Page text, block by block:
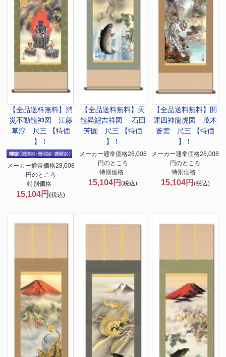
【全品送料無料】 消
災不動龍神図 江藤
草淳 尺三 【特価
】！
メーカー通常価格28,008
円のところ
特別価格
15,104円(税込)
【全品送料無料】 天
龍昇鯉吉祥図 石田
芳園 尺三 【特価
】！
メーカー通常価格28,008
円のところ
特別価格
15,104円(税込)
【全品送料無料】開
運四神龍虎図 茂木
蒼雲 尺三 【特価
】！
メーカー通常価格28,008
円のところ
特別価格
15,104円 (税込)